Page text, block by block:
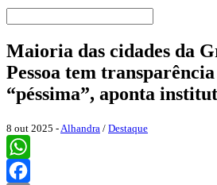
Maioria das cidades da
Pessoa tem
“péssima”, aponta
8 out 2025 - Alhandra / Destaque
WhatsApp